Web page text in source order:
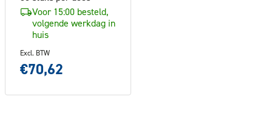
Voor 15:00 besteld,
volgende werkdag in
huis
Excl. BTW
€70,62